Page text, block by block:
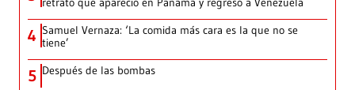
4 Samuel Vernaza: ‘La comida más cara es la que no se
tiene’
5 Después de las bombas